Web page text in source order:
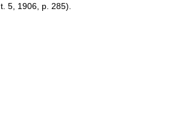
, t. 5, 1906, p. 285).